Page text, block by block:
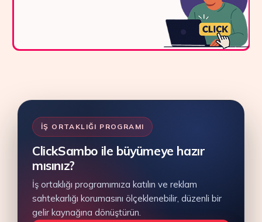
İŞ ORTAKLIĞI PROGRAMI
ClickSambo ile büyümeye hazır
mısınız?
İş ortaklığı programımıza katılın ve reklam
sahtekarlığı korumasını ölçeklenebilir, düzenli bir
gelir kaynağına dönüştürün.